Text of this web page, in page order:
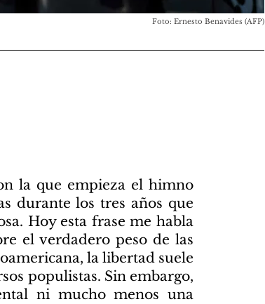
Foto: Ernesto Benavides (AFP)
la que empieza el himno
durante los tres años que
Hoy esta frase me habla
el verdadero peso de las
la libertad suele
populistas. Sin embargo,
ni mucho menos una